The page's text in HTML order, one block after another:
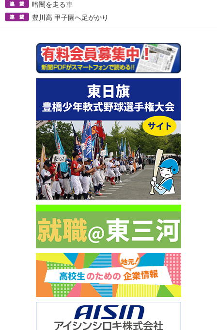
暗闇を走る車
豊川高 甲子園へ足がかり